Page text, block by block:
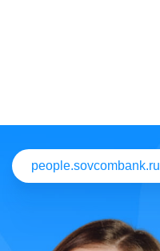
people.sovcombank.ru